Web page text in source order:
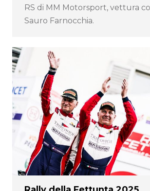
RS di MM Motorsport, vettura
Sauro Farnocchia.